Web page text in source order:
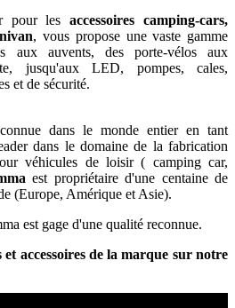
pour lesaccessoires camping-cars,
, vous propose une vaste gamme
aux auvents, des porte-vélos aux
jusqu'aux LED, pompes, cales,
et de sécurité.
dans le monde entier en tant
dans le domaine de la fabrication
véhicules de loisir ( camping car,
est propriétaire d'une centaine de
(Europe, Amérique et Asie).
est gage d'une qualité reconnue.
accessoires de la marque sur notre